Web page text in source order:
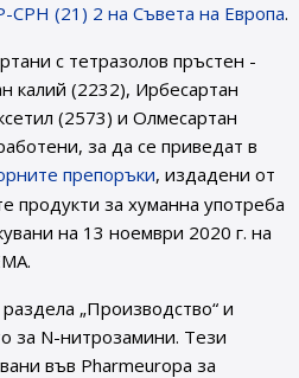
CPH (21) 2 на Съвета на Европа.
с тетразолов пръстен -
калий (2232), Ирбесартан
(2573) и Олмесартан
за да се приведат в
препоръки, издадени от
продукти за хуманна употреба
на 13 ноември 2020 г. на
„Производство“ и
за N-нитрозамини. Тези
във Pharmeuropa за